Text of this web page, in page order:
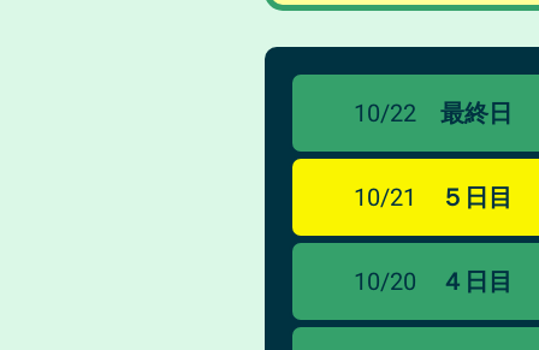
10/20 ４日目
10/21 ５日目
10/22 最終日